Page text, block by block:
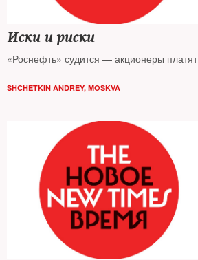
Иски и риски
«Роснефть» судится — акционеры платят
SHCHETKIN ANDREY, MOSKVA